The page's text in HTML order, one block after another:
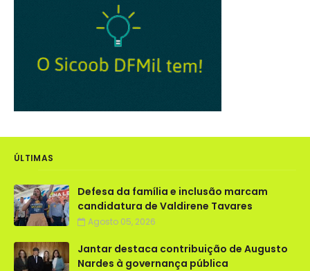
ÚLTIMAS
Defesa da família e inclusão marcam
candidatura de Valdirene Tavares
Agosto 05, 2026
Jantar destaca contribuição de Augusto
Nardes à governança pública